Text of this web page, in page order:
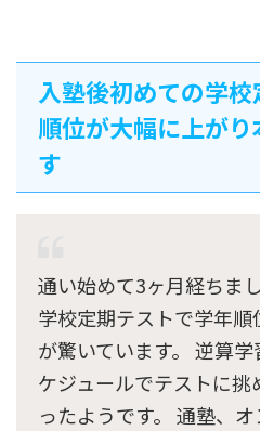
入塾後初めての学
順位が大幅に上が
す
通い始めて3ヶ月経ちま
学校定期テストで学年
が驚いています。 逆算
ケジュールでテストに
ったようです。 通塾、